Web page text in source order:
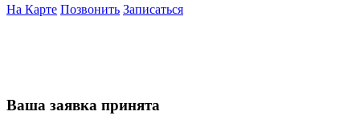
На Карте Позвонить Записаться
Ваша заявка принята